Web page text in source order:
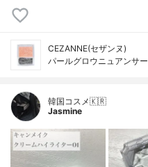
CEZANNE(セザンヌ)
パールグロウニュアンサー
韓国コスメ🇰🇷
Jasmine